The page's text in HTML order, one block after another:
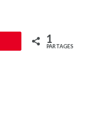
1
PARTAGES